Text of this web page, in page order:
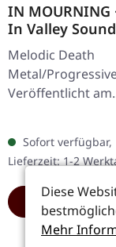
IN MOURNING
In Valley
| DIGIPAK CD
Melodic Death
Metal/
Veröffentlicht am
01.04.2022, auf
CD im 6-seitigen
Limitiert auf 500
Exemplare. In
Sofort verfügbar,
Lieferzeit: 1-2
Diese
Mehr